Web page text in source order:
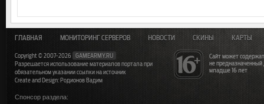
Сайт может
не
младше 16 лет
ГЛАВНАЯ МОНИТОРИНГ СЕРВЕРОВ НОВОСТИ СКИНЫ КАРТЫ
Copyright © 2007-2026
GAMEARMY.RU
Разрешается использование материалов портала при
обязательном указании ссылки на источник
Create and Design: Родионов Вадим
Спонсор раздела: